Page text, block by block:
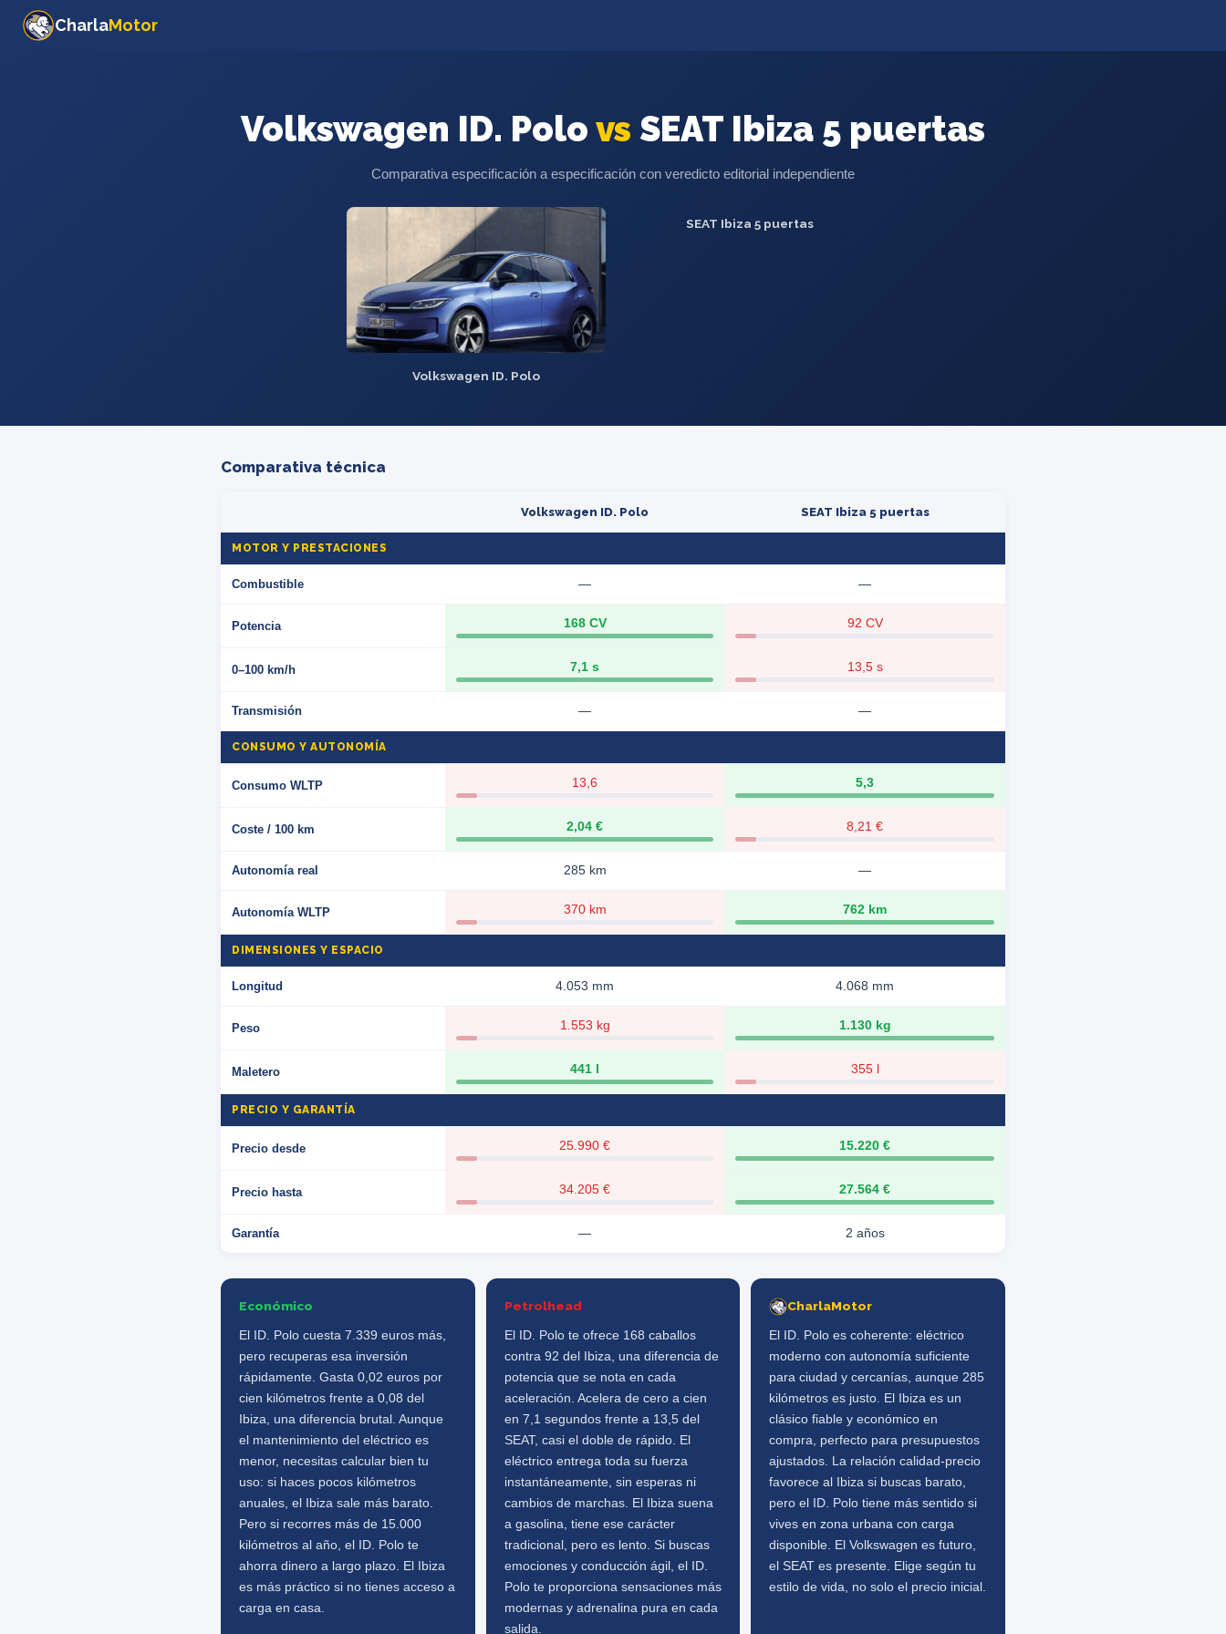
CharlaMotor
Volkswagen ID. Polo vs SEAT Ibiza 5 puertas
Comparativa especificación a especificación con veredicto editorial independiente
Volkswagen ID. Polo
SEAT Ibiza 5 puertas
Comparativa técnica
Volkswagen ID. Polo SEAT Ibiza 5 puertas
MOTOR Y PRESTACIONES
Combustible — —
Potencia 168 CV 92 CV
0–100 km/h 7,1 s 13,5 s
Transmisión — —
CONSUMO Y AUTONOMÍA
Consumo WLTP 13,6 5,3
Coste / 100 km 2,04 € 8,21 €
Autonomía real 285 km —
Autonomía WLTP 370 km 762 km
DIMENSIONES Y ESPACIO
Longitud 4.053 mm 4.068 mm
Peso 1.553 kg 1.130 kg
Maletero 441 l 355 l
PRECIO Y GARANTÍA
Precio desde 25.990 € 15.220 €
Precio hasta 34.205 € 27.564 €
Garantía — 2 años
Económico
El ID. Polo cuesta 7.339 euros más,
pero recuperas esa inversión
rápidamente. Gasta 0,02 euros por
cien kilómetros frente a 0,08 del
Ibiza, una diferencia brutal. Aunque
el mantenimiento del eléctrico es
menor, necesitas calcular bien tu
uso: si haces pocos kilómetros
anuales, el Ibiza sale más barato.
Pero si recorres más de 15.000
kilómetros al año, el ID. Polo te
ahorra dinero a largo plazo. El Ibiza
es más práctico si no tienes acceso a
carga en casa.
Petrolhead
El ID. Polo te ofrece 168 caballos
contra 92 del Ibiza, una diferencia de
potencia que se nota en cada
aceleración. Acelera de cero a cien
en 7,1 segundos frente a 13,5 del
SEAT, casi el doble de rápido. El
eléctrico entrega toda su fuerza
instantáneamente, sin esperas ni
cambios de marchas. El Ibiza suena
a gasolina, tiene ese carácter
tradicional, pero es lento. Si buscas
emociones y conducción ágil, el ID.
Polo te proporciona sensaciones más
modernas y adrenalina pura en cada
salida.
CharlaMotor
El ID. Polo es coherente: eléctrico
moderno con autonomía suficiente
para ciudad y cercanías, aunque 285
kilómetros es justo. El Ibiza es un
clásico fiable y económico en
compra, perfecto para presupuestos
ajustados. La relación calidad-precio
favorece al Ibiza si buscas barato,
pero el ID. Polo tiene más sentido si
vives en zona urbana con carga
disponible. El Volkswagen es futuro,
el SEAT es presente. Elige según tu
estilo de vida, no solo el precio inicial.